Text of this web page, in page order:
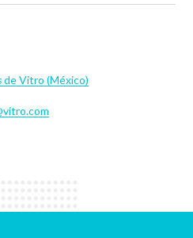
de Vitro (México)